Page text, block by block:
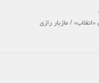
/ مازیار رازی